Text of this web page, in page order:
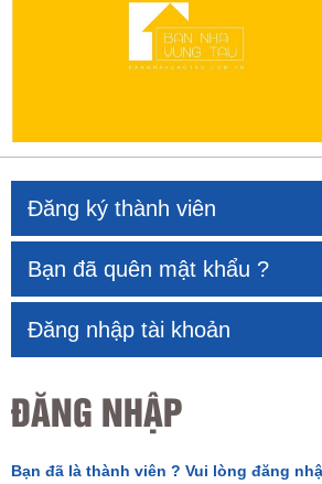
Đăng ký thành viên
Bạn đã quên mật khẩu ?
Đăng nhập tài khoản
ĐĂNG NHẬP
Bạn đã là thành viên ? Vui lòng đăng